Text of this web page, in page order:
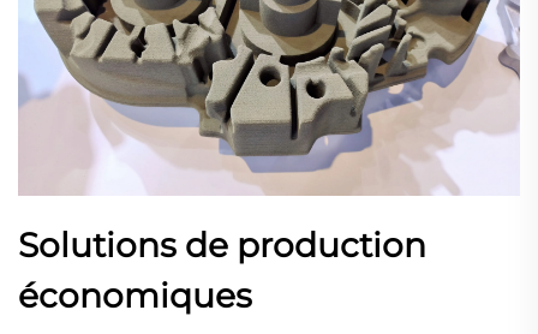
Solutions de production
économiques